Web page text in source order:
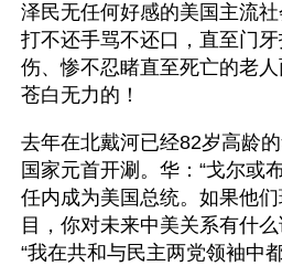
泽民无任何好感的美国主流
打不还手骂不还口，直至门
伤、惨不忍睹直至死亡的老
苍白无力的！
去年在北戴河已经82岁高龄
国家元首开涮。华：“戈尔或
任内成为美国总统。如果他
目，你对未来中美关系有什么
“我在共和与民主两党领袖中